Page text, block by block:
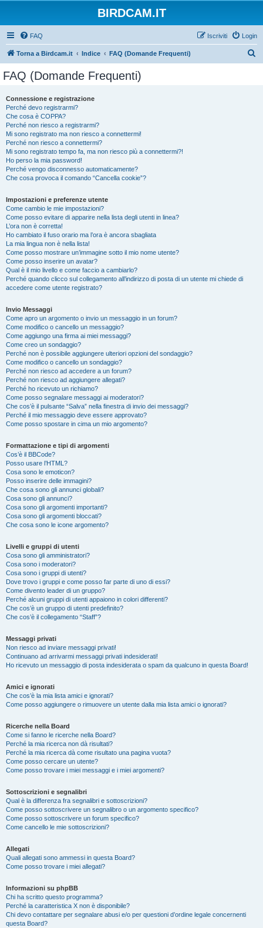
BIRDCAM.IT
FAQ Login
Iscriviti
Torna a Birdcam.it Indice FAQ (Domande Frequenti)
FAQ (Domande Frequenti)
Connessione e registrazione
Perché devo registrarmi?
Che cosa è COPPA?
Perché non riesco a registrarmi?
Mi sono registrato ma non riesco a connettermi!
Perché non riesco a connettermi?
Mi sono registrato tempo fa, ma non riesco più a connettermi?!
Ho perso la mia password!
Perché vengo disconnesso automaticamente?
Che cosa provoca il comando “Cancella cookie”?
Impostazioni e preferenze utente
Come cambio le mie impostazioni?
Come posso evitare di apparire nella lista degli utenti in linea?
L’ora non è corretta!
Ho cambiato il fuso orario ma l’ora è ancora sbagliata
La mia lingua non è nella lista!
Come posso mostrare un’immagine sotto il mio nome utente?
Come posso inserire un avatar?
Qual è il mio livello e come faccio a cambiarlo?
Perché quando clicco sul collegamento all’indirizzo di posta di un utente mi chiede di
accedere come utente registrato?
Invio Messaggi
Come apro un argomento o invio un messaggio in un forum?
Come modifico o cancello un messaggio?
Come aggiungo una firma ai miei messaggi?
Come creo un sondaggio?
Perché non è possibile aggiungere ulteriori opzioni del sondaggio?
Come modifico o cancello un sondaggio?
Perché non riesco ad accedere a un forum?
Perché non riesco ad aggiungere allegati?
Perché ho ricevuto un richiamo?
Come posso segnalare messaggi ai moderatori?
Che cos’è il pulsante “Salva” nella finestra di invio dei messaggi?
Perché il mio messaggio deve essere approvato?
Come posso spostare in cima un mio argomento?
Formattazione e tipi di argomenti
Cos’è il BBCode?
Posso usare l’HTML?
Cosa sono le emoticon?
Posso inserire delle immagini?
Che cosa sono gli annunci globali?
Cosa sono gli annunci?
Cosa sono gli argomenti importanti?
Cosa sono gli argomenti bloccati?
Che cosa sono le icone argomento?
Livelli e gruppi di utenti
Cosa sono gli amministratori?
Cosa sono i moderatori?
Cosa sono i gruppi di utenti?
Dove trovo i gruppi e come posso far parte di uno di essi?
Come divento leader di un gruppo?
Perché alcuni gruppi di utenti appaiono in colori differenti?
Che cos’è un gruppo di utenti predefinito?
Che cos’è il collegamento “Staff”?
Messaggi privati
Non riesco ad inviare messaggi privati!
Continuano ad arrivarmi messaggi privati indesiderati!
Ho ricevuto un messaggio di posta indesiderata o spam da qualcuno in questa Board!
Amici e ignorati
Che cos’è la mia lista amici e ignorati?
Come posso aggiungere o rimuovere un utente dalla mia lista amici o ignorati?
Ricerche nella Board
Come si fanno le ricerche nella Board?
Perché la mia ricerca non dà risultati?
Perché la mia ricerca dà come risultato una pagina vuota?
Come posso cercare un utente?
Come posso trovare i miei messaggi e i miei argomenti?
Sottoscrizioni e segnalibri
Qual è la differenza fra segnalibri e sottoscrizioni?
Come posso sottoscrivere un segnalibro o un argomento specifico?
Come posso sottoscrivere un forum specifico?
Come cancello le mie sottoscrizioni?
Allegati
Quali allegati sono ammessi in questa Board?
Come posso trovare i miei allegati?
Informazioni su phpBB
Chi ha scritto questo programma?
Perché la caratteristica X non è disponibile?
Chi devo contattare per segnalare abusi e/o per questioni d’ordine legale concernenti
questa Board?